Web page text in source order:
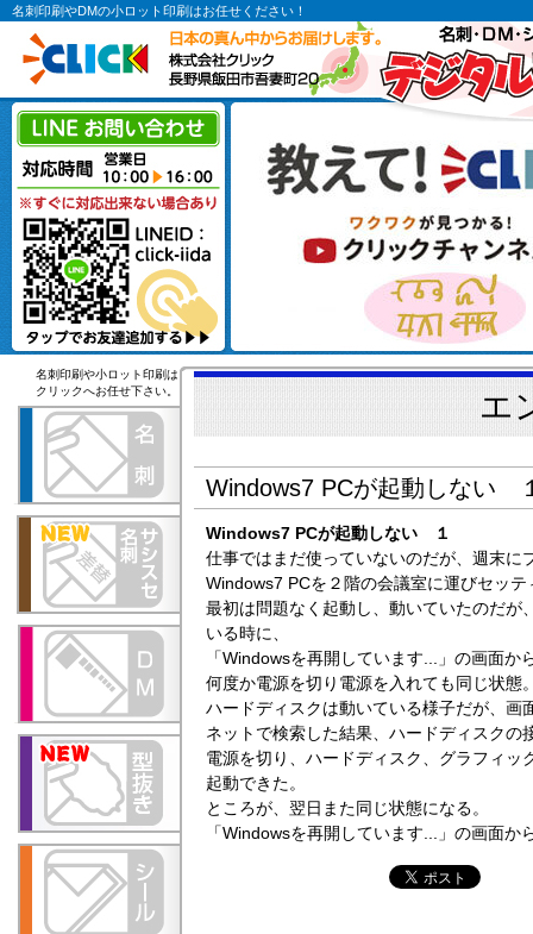
名刺印刷やDMの小ロット印刷はお任せください！
名刺印刷や小ロット印刷は
クリックへお任せ下さい。
エ
Windows7 PCが起動しない
Windows7 PCが起動しない １
仕事ではまだ使っていないのだが、週末に
Windows7 PCを２階の会議室に運びセッテ
最初は問題なく起動し、動いていたのだが
いる時に、
「Windowsを再開しています...」の画面
何度か電源を切り電源を入れても同じ状態
ハードディスクは動いている様子だが、画
ネットで検索した結果、ハードディスクの
電源を切り、ハードディスク、グラフィ
起動できた。
ところが、翌日また同じ状態になる。
「Windowsを再開しています...」の画面か